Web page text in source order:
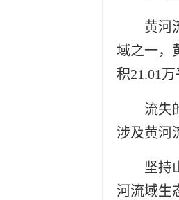
黄河
域之一，
积21.01
流失
涉及黄河
坚持
河流域生